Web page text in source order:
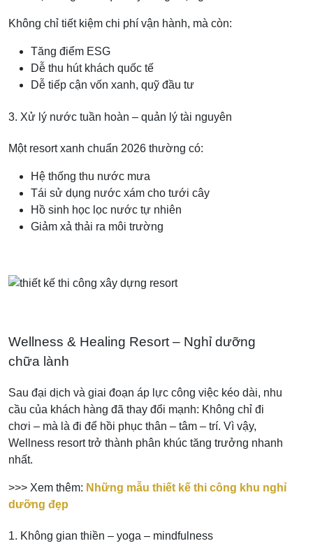
Không chỉ tiết kiệm chi phí vận hành, mà còn:
Tăng điểm ESG
Dễ thu hút khách quốc tế
Dễ tiếp cận vốn xanh, quỹ đầu tư
3. Xử lý nước tuần hoàn – quản lý tài nguyên
Một resort xanh chuẩn 2026 thường có:
Hệ thống thu nước mưa
Tái sử dụng nước xám cho tưới cây
Hồ sinh học lọc nước tự nhiên
Giảm xả thải ra môi trường
Wellness & Healing Resort – Nghỉ dưỡng
chữa lành
Sau đại dịch và giai đoạn áp lực công việc kéo dài, nhu
cầu của khách hàng đã thay đổi mạnh: Không chỉ đi
chơi – mà là đi để hồi phục thân – tâm – trí. Vì vậy,
Wellness resort trở thành phân khúc tăng trưởng nhanh
nhất.
>>> Xem thêm: Những mẫu thiết kế thi công khu nghỉ
dưỡng đẹp
1. Không gian thiền – yoga – mindfulness